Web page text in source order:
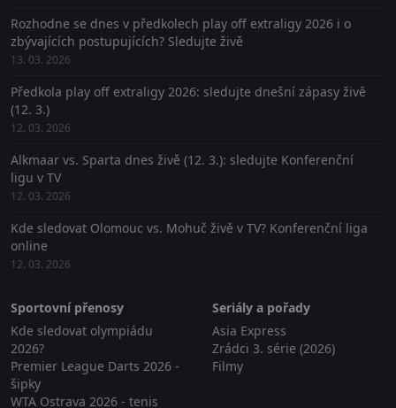
Rozhodne se dnes v předkolech play off extraligy 2026 i o
zbývajících postupujících? Sledujte živě
13. 03. 2026
Předkola play off extraligy 2026: sledujte dnešní zápasy živě
(12. 3.)
12. 03. 2026
Alkmaar vs. Sparta dnes živě (12. 3.): sledujte Konferenční
ligu v TV
12. 03. 2026
Kde sledovat Olomouc vs. Mohuč živě v TV? Konferenční liga
online
12. 03. 2026
Sportovní přenosy
Kde sledovat olympiádu
2026?
Premier League Darts 2026 -
šipky
WTA Ostrava 2026 - tenis
Seriály a pořady
Asia Express
Zrádci 3. série (2026)
Filmy